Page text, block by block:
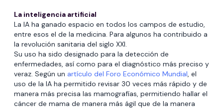
La inteligencia artificial
La IA ha ganado espacio en todos los campos de estudio,
entre esos el de la medicina. Para algunos ha contribuido a
la revolución sanitaria del siglo XXI.
Su uso ha sido designado para la detección de
enfermedades, así como para el diagnóstico más preciso y
veraz. Según un artículo del Foro Económico Mundial, el
uso de la IA ha permitido revisar 30 veces más rápido y de
manera más precisa las mamografías, permitiendo hallar el
cáncer de mama de manera más ágil que de la manera